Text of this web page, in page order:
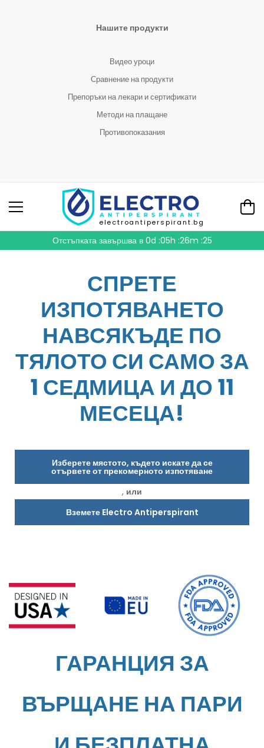
Нашите продукти
Видео уроци
Сравнение на продукти
Препоръки на лекари и сертификати
Методи на плащане
Противопоказания
electroantiperspirant.bg
Отстъпката завършва в 0d :05h :26m :24
СПРЕТЕ
ИЗПОТЯВАНЕТО
НАВСЯКЪДЕ ПО
ТЯЛОТО СИ САМО ЗА
1 СЕДМИЦА И ДО 11
МЕСЕЦА!
Изберете мястото, където искате да се
отървете от прекомерното изпотяване
, или
Вземете Electro Antiperspirant
ГАРАНЦИЯ ЗА
ВЪРЩАНЕ НА ПАРИ